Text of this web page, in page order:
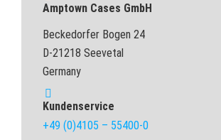
Amptown Cases GmbH
Beckedorfer Bogen 24
D-21218 Seevetal
Germany
Kundenservice
+49 (0)4105 – 55400-0